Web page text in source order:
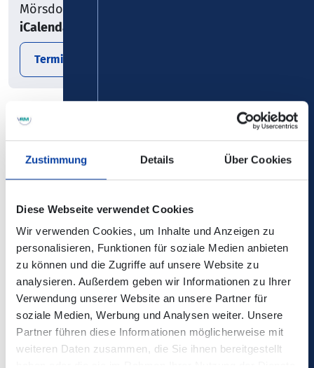
Zustimmung Details Über Cookies
Diese Webseite verwendet Cookies
Wir verwenden Cookies, um Inhalte und Anzeigen zu
personalisieren, Funktionen für soziale Medien anbieten
zu können und die Zugriffe auf unsere Website zu
analysieren. Außerdem geben wir Informationen zu Ihrer
Verwendung unserer Website an unsere Partner für
soziale Medien, Werbung und Analysen weiter. Unsere
Partner führen diese Informationen möglicherweise mit
weiteren Daten zusammen, die Sie ihnen bereitgestellt
Mörsdorf
iCalendar
Termin exportieren
Wir laden Sie zum Weihnachtsmarkt „AdventLights“ auf
Es erwarten Sie Kunsthandwerk, Geschenkartikel und alles
regionale Spezialitäten in weihnachtlichem Ambiente vor
der festlich geschmückten Kulisse des Wahrzeichens der
Stadt..
Wir freuen uns auf Ihren Besuch!
Kontakt: